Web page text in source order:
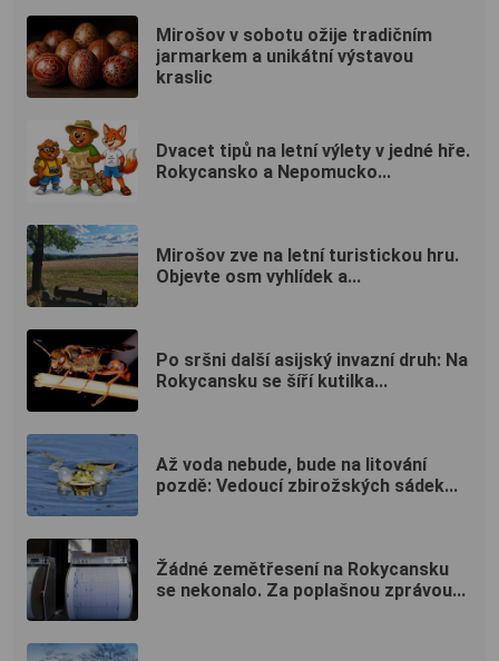
Mirošov v sobotu ožije tradičním
jarmarkem a unikátní výstavou
kraslic
Dvacet tipů na letní výlety v jedné hře.
Rokycansko a Nepomucko...
Mirošov zve na letní turistickou hru.
Objevte osm vyhlídek a...
Po sršni další asijský invazní druh: Na
Rokycansku se šíří kutilka...
Až voda nebude, bude na litování
pozdě: Vedoucí zbirožských sádek...
Žádné zemětřesení na Rokycansku
se nekonalo. Za poplašnou zprávou...